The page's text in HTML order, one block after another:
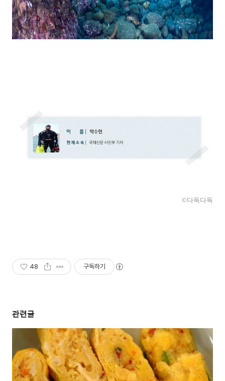
©다독다독
48 구독하기
관련글